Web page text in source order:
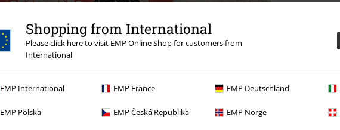
Shopping from International
Please click here to visit EMP Online Shop for customers from
International
EMP International EMP France EMP Deutschland
EMP Polska EMP Česká Republika EMP Norge